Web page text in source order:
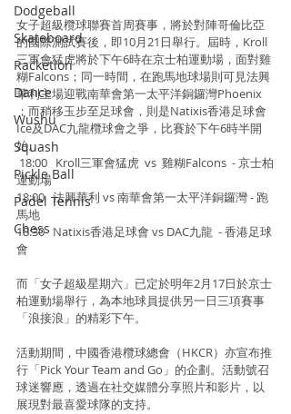
Dodgeball
Skateboard
Racketlon
Dance
Wushu
Squash
Pickle Ball
Padel Tennis
Chess
女子超級欖球聯賽首周賽事，將於對陣哥倫比亞
的國際測試賽後，即10月21日舉行。屆時，Kroll
三軍會猛虎將於下午6時在京士柏運動場，面對雞
糊Falcons；同一時間，在跑馬地球場則可見法興
華利主場迎戰南華會第一太平洋銅鑼灣Phoenix
；而稍移玉步至足球會，則是Natixis香港足球會
Ice及DAC九龍欖球會之爭，比賽於下午6時半開
始。
運動場
18:00   法興華利 vs 南華會第一太平洋銅鑼灣 - 跑
馬地
18:30   Natixis香港足球會 vs DAC九龍  - 香港足球
會
而「女子超級星期六」已定於明年2月17日於京士
柏運動場舉行，為本地球員提供另一日三項賽事
「浪接浪」的精彩下午。
活動期間，中國香港欖球總會（HKCR）亦宣布推
行「Pick Your Team and Go」的企劃。活動號召
球迷響應，透過在社交媒體分享照片和影片，以
展現對最喜愛球隊的支持。